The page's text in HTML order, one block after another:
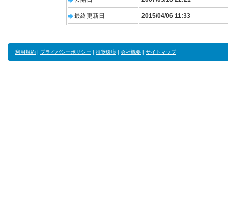
最終更新日 2015/04/06 11:33
利用規約 | プライバシーポリシー | 推奨環境 | 会社概要 | サイトマップ